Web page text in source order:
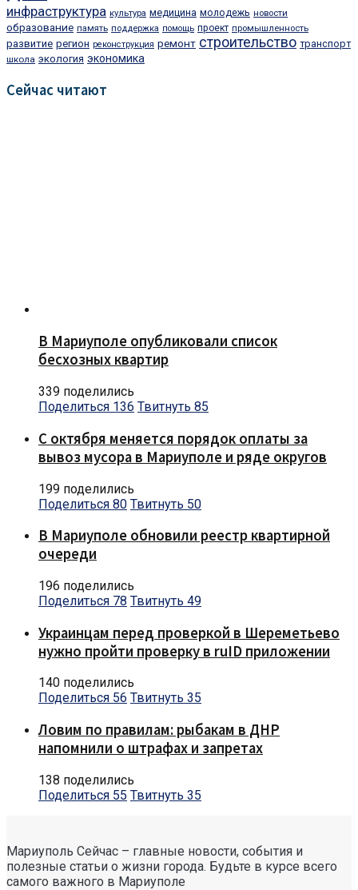
инфраструктура культура медицина молодежь новости
образование память поддержка помощь проект промышленность
развитие регион реконструкция ремонт строительство транспорт
школа экология экономика
Сейчас читают
В Мариуполе опубликовали список
бесхозных квартир
339 поделились
Поделиться 136 Твитнуть 85
С октября меняется порядок оплаты за
вывоз мусора в Мариуполе и ряде округов
199 поделились
Поделиться 80 Твитнуть 50
В Мариуполе обновили реестр квартирной
очереди
196 поделились
Поделиться 78 Твитнуть 49
Украинцам перед проверкой в Шереметьево
нужно пройти проверку в ruID приложении
140 поделились
Поделиться 56 Твитнуть 35
Ловим по правилам: рыбакам в ДНР
напомнили о штрафах и запретах
138 поделились
Поделиться 55 Твитнуть 35
Мариуполь Сейчас – главные новости, события и
полезные статьи о жизни города. Будьте в курсе всего
самого важного в Мариуполе